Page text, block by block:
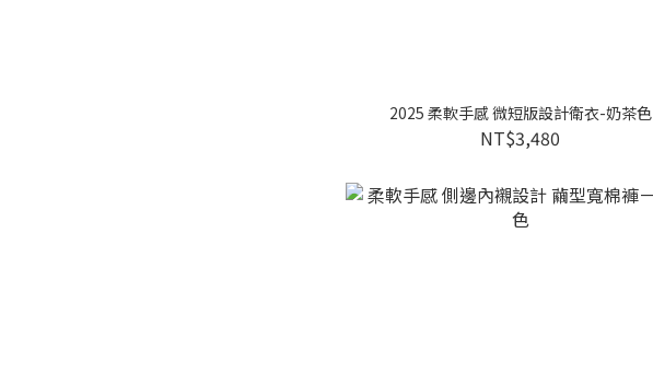
2025 柔軟手感 微短版設計衛衣-奶茶色
NT$3,480